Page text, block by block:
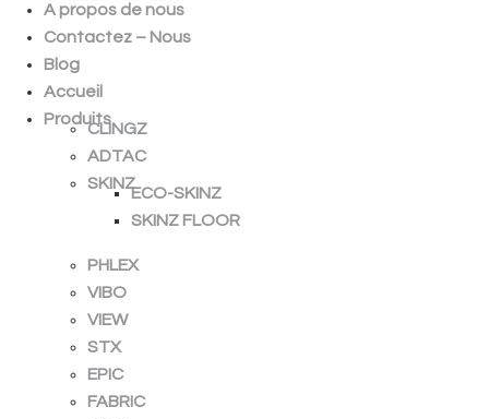
A propos de nous
Contactez – Nous
Blog
Accueil
Produits
CLINGZ
ADTAC
SKINZ
ECO-SKINZ
SKINZ FLOOR
PHLEX
VIBO
VIEW
STX
EPIC
FABRIC